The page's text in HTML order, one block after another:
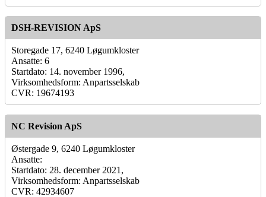
DSH-REVISION ApS
Storegade 17, 6240 Løgumkloster
Ansatte: 6
Startdato: 14. november 1996,
Virksomhedsform: Anpartsselskab
CVR: 19674193
NC Revision ApS
Østergade 9, 6240 Løgumkloster
Ansatte:
Startdato: 28. december 2021,
Virksomhedsform: Anpartsselskab
CVR: 42934607